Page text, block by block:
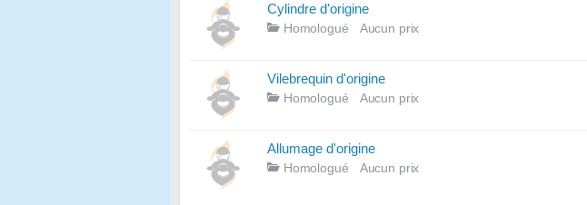
Cylindre d'origine
Homologué Aucun prix
Vilebrequin d'origine
Homologué Aucun prix
Allumage d'origine
Homologué Aucun prix